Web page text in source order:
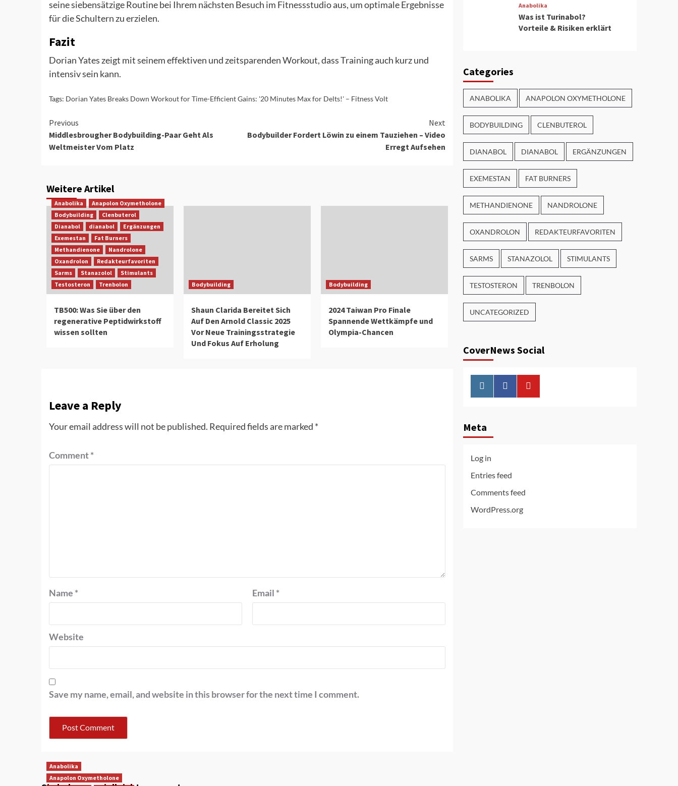
seine siebensätzige Routine bei Ihrem nächsten Besuch im Fitnessstudio aus, um optimale Ergebnisse
für die Schultern zu erzielen.
Fazit
Dorian Yates zeigt mit seinem effektiven und zeitsparenden Workout, dass Training auch kurz und
intensiv sein kann.
Tags: Dorian Yates Breaks Down Workout for Time-Efficient Gains: '20 Minutes Max for Delts!' – Fitness Volt
Continue
Reading
Previous
Middlesbrougher Bodybuilding-Paar Geht Als
Weltmeister Vom Platz
Next
Bodybuilder Fordert Löwin zu einem Tauziehen – Video
Erregt Aufsehen
Weitere Artikel
Anabolika
Anapolon Oxymetholone
Bodybuilding
Clenbuterol
Dianabol
dianabol
Ergänzungen
Exemestan
Fat Burners
Methandienone
Nandrolone
Oxandrolon
Redakteurfavoriten
Sarms
Stanazolol
Stimulants
Testosteron
Trenbolon
TB500: Was Sie über den
regenerative Peptidwirkstoff
wissen sollten
Bodybuilding
Shaun Clarida Bereitet Sich
Auf Den Arnold Classic 2025
Vor Neue Trainingsstrategie
Und Fokus Auf Erholung
Bodybuilding
2024 Taiwan Pro Finale
Spannende Wettkämpfe und
Olympia-Chancen
Leave a Reply
Your email address will not be published. Required fields are marked *
Comment*
Name * Email *
Website
Save my name, email, and website in this browser for the next time I comment.
Anabolika
Was ist Turinabol?
Vorteile & Risiken erklärt
Categories
ANABOLIKA ANAPOLON OXYMETHOLONE
BODYBUILDING CLENBUTEROL
DIANABOL DIANABOL ERGÄNZUNGEN
EXEMESTAN FAT BURNERS
METHANDIENONE NANDROLONE
OXANDROLON REDAKTEURFAVORITEN
SARMS STANAZOLOL STIMULANTS
TESTOSTERON TRENBOLON
UNCATEGORIZED
CoverNews Social
InstagramFacebookYoutube
Meta
Log in
Entries feed
Comments feed
WordPress.org
Anabolika
Anapolon Oxymetholone